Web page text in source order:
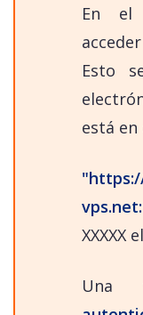
En el
Esto
está
XXXXX